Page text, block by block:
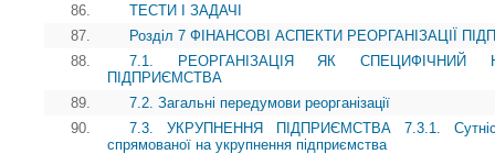
86.
ТЕСТИ І ЗАДАЧІ
87.
Розділ 7 ФІНАНСОВІ АСПЕКТИ РЕОРГАНІЗАЦІЇ
88.
7.1. РЕОРГАНІЗАЦІЯ ЯК СПЕЦИФІЧНИЙ
ПІДПРИЄМСТВА
89.
7.2. Загальні передумови реорганізації
90.
7.3. УКРУПНЕННЯ ПІДПРИЄМСТВА 7.3.1.
спрямованої на укрупнення підприємства